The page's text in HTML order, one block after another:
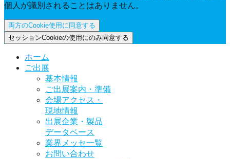
個人が識別されることはありません。
両方のCookie使用に同意する
セッションCookieの使用にのみ同意する
ホーム
ご出展
基本情報
ご出展案内・準備
会場アクセス・
現地情報
出展企業・製品
データベース
業界メッセ一覧
お問い合わせ